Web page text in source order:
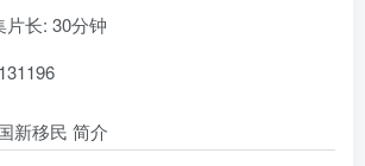
长: 30分钟
新移民 简介